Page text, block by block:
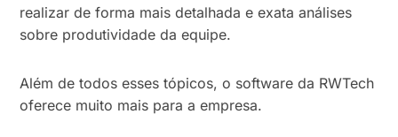
realizar de forma mais detalhada e exata análises
sobre produtividade da equipe.
Além de todos esses tópicos, o software da RWTech
oferece muito mais para a empresa.